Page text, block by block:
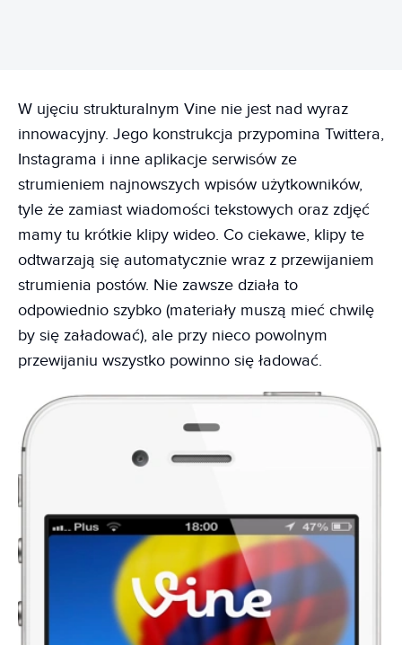
W ujęciu strukturalnym Vine nie jest nad wyraz
innowacyjny. Jego konstrukcja przypomina Twittera,
Instagrama i inne aplikacje serwisów ze
strumieniem najnowszych wpisów użytkowników,
tyle że zamiast wiadomości tekstowych oraz zdjęć
mamy tu krótkie klipy wideo. Co ciekawe, klipy te
odtwarzają się automatycznie wraz z przewijaniem
strumienia postów. Nie zawsze działa to
odpowiednio szybko (materiały muszą mieć chwilę
by się załadować), ale przy nieco powolnym
przewijaniu wszystko powinno się ładować.